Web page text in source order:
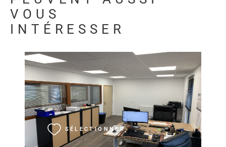
VOUS
INTÉRESSER
SÉLECTIONNER
VOIR LE BIEN